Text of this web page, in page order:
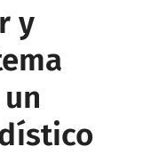
y